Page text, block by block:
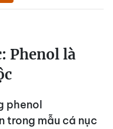
Phenol là
phenol
trong mẫu cá nục